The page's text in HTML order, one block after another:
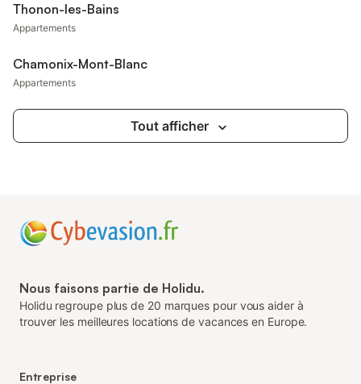
Thonon-les-Bains
Appartements
Chamonix-Mont-Blanc
Appartements
Tout afficher
Nous faisons partie de Holidu.
Holidu regroupe plus de 20 marques pour vous aider à
trouver les meilleures locations de vacances en Europe.
Entreprise